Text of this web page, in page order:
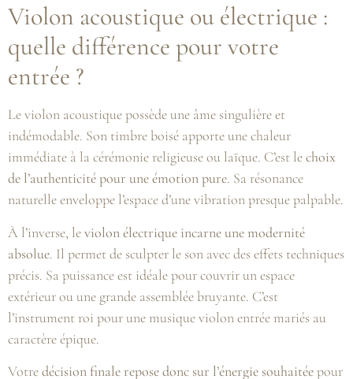
Violon acoustique ou électrique :
quelle différence pour votre
entrée ?
Le violon acoustique possède une âme singulière et
indémodable. Son timbre boisé apporte une chaleur
immédiate à la cérémonie religieuse ou laïque. C’est lechoix
de l’authenticité pour une émotion pure. Sa résonance
naturelle enveloppe l’espace d’une vibration presque palpable.
À l’inverse, leviolon électrique incarne une modernité
absolue. Il permet de sculpter le son avec des effets techniques
précis. Sa puissance est idéale pour couvrir un espace
extérieur ou une grande assemblée bruyante. C’est
l’instrument roi pour une musique violon entrée mariés au
caractère épique.
Votredécision finale repose donc sur l’énergie souhaitéepour